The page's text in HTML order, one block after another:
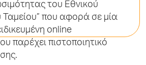
του Εθνικού
Ταμείου” που αφορά σε μία
online
παρέχει πιστοποιητικό